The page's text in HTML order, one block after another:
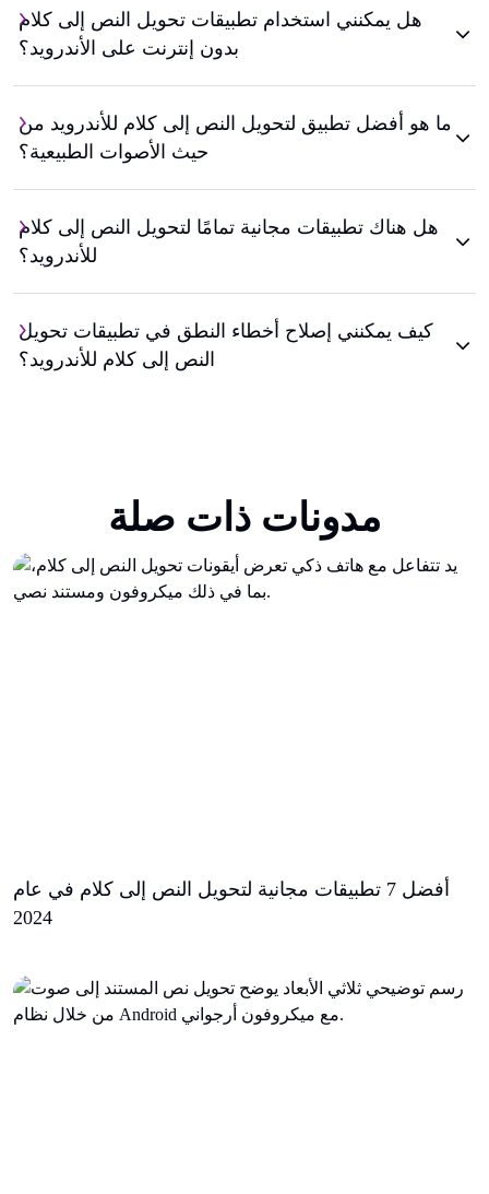
هل يمكنني استخدام تطبيقات تحويل النص إلى كلام
بدون إنترنت على الأندرويد؟
ما هو أفضل تطبيق لتحويل النص إلى كلام للأندرويد من
حيث الأصوات الطبيعية؟
هل هناك تطبيقات مجانية تمامًا لتحويل النص إلى كلام
للأندرويد؟
كيف يمكنني إصلاح أخطاء النطق في تطبيقات تحويل
النص إلى كلام للأندرويد؟
مدونات ذات صلة
أفضل 7 تطبيقات مجانية لتحويل النص إلى كلام في عام
2024